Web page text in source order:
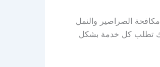
الصراصير والنمل
تطلب كل خدمة بشكل